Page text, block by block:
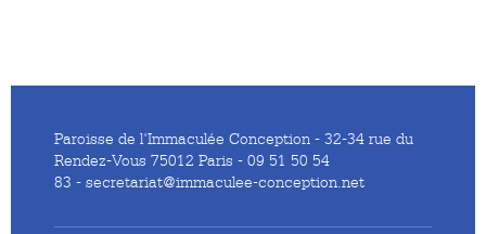
Paroisse de l'Immaculée Conception - 32-34 rue du
Rendez-Vous 75012 Paris - 09 51 50 54
83 - secretariat@immaculee-conception.net